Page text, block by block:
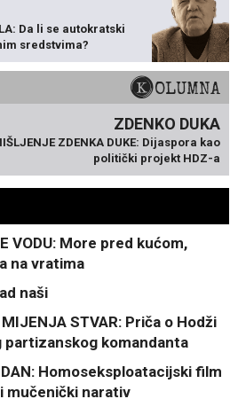
Da li se autokratski
sredstvima?
KOLUMNA
ZDENKO DUKA
ZDENKA DUKE: Dijaspora kao
politički projekt HDZ-a
VODU: More pred kućom,
na vratima
naši
STVAR: Priča o Hodži
komandanta
DAN: Homoseksploatacijski film
mučenički narativ